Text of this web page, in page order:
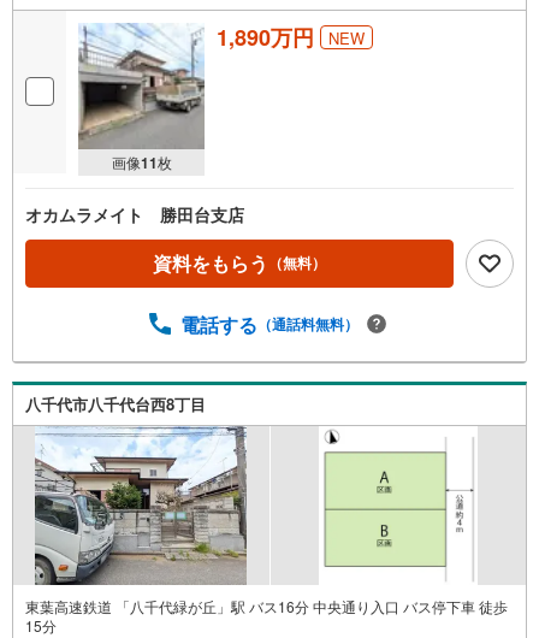
画像11枚
1,890万円 NEW
オカムラメイト 勝田台支店
資料をもらう （無料）
電話する （通話料無料）
八千代市八千代台西8丁目
東葉高速鉄道 「八千代緑が丘」駅 バス16分 中央通り入口 バス停下車 徒歩
15分